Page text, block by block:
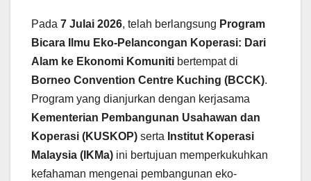
Pada 7 Julai 2026, telah berlangsung Program
Bicara Ilmu Eko-Pelancongan Koperasi: Dari
Alam ke Ekonomi Komuniti bertempat di
Borneo Convention Centre Kuching (BCCK).
Program yang dianjurkan dengan kerjasama
Kementerian Pembangunan Usahawan dan
Koperasi (KUSKOP) serta Institut Koperasi
Malaysia (IKMa) ini bertujuan memperkukuhkan
kefahaman mengenai pembangunan eko-